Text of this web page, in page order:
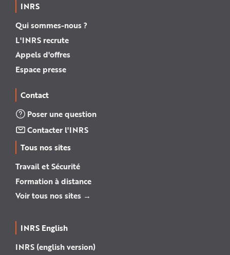
INRS
Qui sommes-nous ?
L'INRS recrute
Appels d'offres
Espace presse
Contact
Poser une question
Contacter l'INRS
Tous nos sites
Travail et Sécurité
Formation à distance
Voir tous nos sites →
INRS English
INRS (english version)